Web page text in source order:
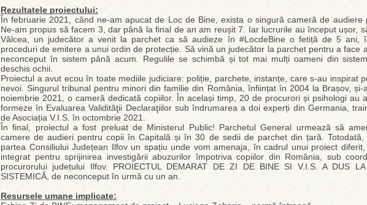
Rezultatele proiectului:
În februarie 2021, când ne-am apucat de Loc de Bine, exista o singură cameră de audiere
Ne-am propus să facem 3, dar până la final de an am reușit 7. Iar lucrurile au început ușor,
Vâlcea, un judecător a venit la parchet ca să audieze în #LocdeBine o fetiță de 5 ani,
proceduri de emitere a unui ordin de protecție. Să vină un judecător la parchet pentru a face
neconceput în sistem până acum. Regulile se schimbă și tot mai mulți oameni din
deschis ochii.
Proiectul a avut ecou în toate mediile judiciare: poliție, parchete, instanțe, care s-au inspirat
nevoi. Singurul tribunal pentru minori din familie din România, înființat în 2004 la Brașov, și-
noiembrie 2021, o cameră dedicată copiilor. În același timp, 20 de procurori și psihologi au
formeze în Evaluarea Validităţii Declaraţiilor sub îndrumarea a doi experți din Germania,
de Asociația V.I.S. în octombrie 2021.
În final, proiectul a fost preluat de Ministerul Public! Parchetul General urmează să
camere de audieri pentru copii în Capitală și în 30 de sedii de parchet din țară. Totodată,
partea Consiliului Județean Ilfov un spațiu unde vom amenaja, în cadrul unui proiect
integrat pentru sprijinirea investigării abuzurilor împotriva copiilor din România, sub
procurorului județului Ilfov. PROIECTUL DEMARAT DE ZI DE BINE SI V.I.S. A DUS LA
SISTEMICĂ, de neconceput în urmă cu un an.
Resursele umane implicate: